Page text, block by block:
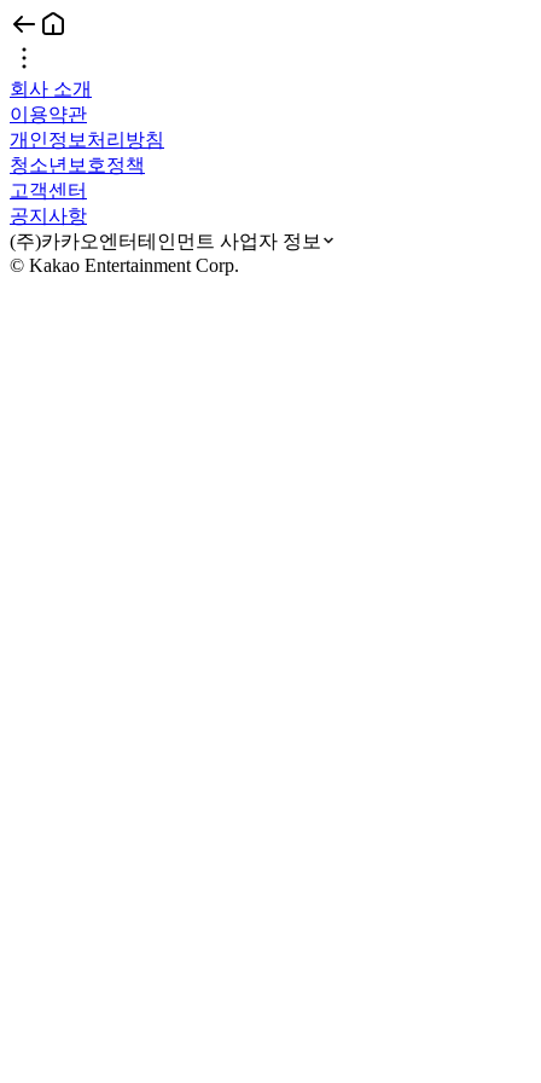
회사 소개
이용약관
개인정보처리방침
청소년보호정책
고객센터
공지사항
(주)카카오엔터테인먼트 사업자 정보
© Kakao Entertainment Corp.